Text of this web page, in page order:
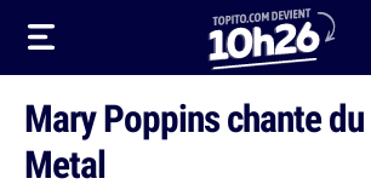
Mary Poppins chante
Metal